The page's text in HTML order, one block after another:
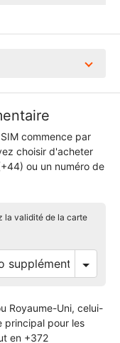
commence par
choisir d'acheter
ou un numéro de
la validité de la carte
Royaume-Uni, celui-
principal pour les
en +372